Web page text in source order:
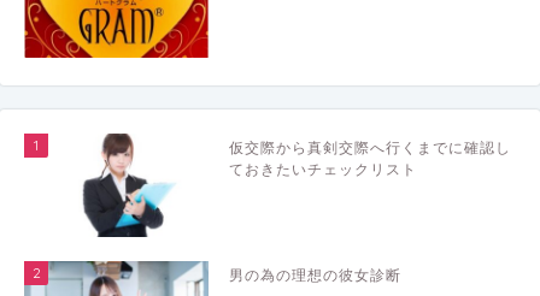
1
仮交際から真剣交際へ行くまでに確認し
ておきたいチェックリスト
2 男の為の理想の彼女診断